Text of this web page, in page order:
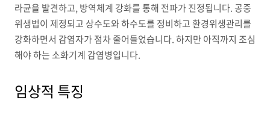
라균을 발견하고, 방역체계 강화를 통해 전파가 진정됩니다. 공중
위생법이 제정되고 상수도와 하수도를 정비하고 환경위생관리를
강화하면서 감염자가 점차 줄어들었습니다. 하지만 아직까지 조심
해야 하는 소화기계 감염병입니다.
임상적 특징